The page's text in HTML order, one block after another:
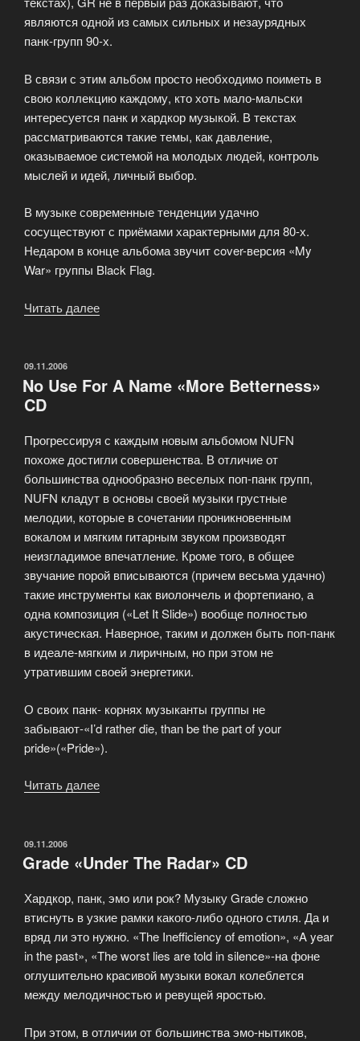
являются одной из самых сильных и незаурядных
панк-групп 90-х.
В связи с этим альбом просто необходимо поиметь в
свою коллекцию каждому, кто хоть мало-мальски
интересуется панк и хардкор музыкой. В текстах
рассматриваются такие темы, как давление,
оказываемое системой на молодых людей, контроль
мыслей и идей, личный выбор.
В музыке современные тенденции удачно
сосуществуют с приёмами характерными для 80-х.
Недаром в конце альбома звучит cover-версия «My
War» группы Black Flag.
Читать далее
CD»
ОПУБЛИКОВАНО
09.11.2006
No Use For A Name «More Betterness»
CD
Прогрессируя с каждым новым альбомом NUFN
похоже достигли совершенства. В отличие от
большинства однообразно веселых поп-панк групп,
NUFN кладут в основы своей музыки грустные
мелодии, которые в сочетании проникновенным
вокалом и мягким гитарным звуком производят
неизгладимое впечатление. Кроме того, в общее
звучание порой вписываются (причем весьма удачно)
такие инструменты как виолончель и фортепиано, а
одна композиция («Let It Slide») вообще полностью
акустическая. Наверное, таким и должен быть поп-панк
в идеале-мягким и лиричным, но при этом не
утратившим своей энергетики.
О своих панк- корнях музыканты группы не
забывают-«I’d rather die, than be the part of your
pride»(«Pride»).
Читать далее
Name
Betterness»
CD»
ОПУБЛИКОВАНО
09.11.2006
Grade «Under The Radar» CD
Хардкор, панк, эмо или рок? Музыку Grade сложно
втиснуть в узкие рамки какого-либо одного стиля. Да и
вряд ли это нужно. «The Inefficiency of emotion», «A year
in the past», «The worst lies are told in silence»-на фоне
оглушительно красивой музыки вокал колеблется
между мелодичностью и ревущей яростью.
При этом, в отличии от большинства эмо-нытиков,